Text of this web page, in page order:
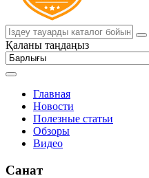
Қаланы таңдаңыз
Главная
Новости
Полезные статьи
Обзоры
Видео
Санат